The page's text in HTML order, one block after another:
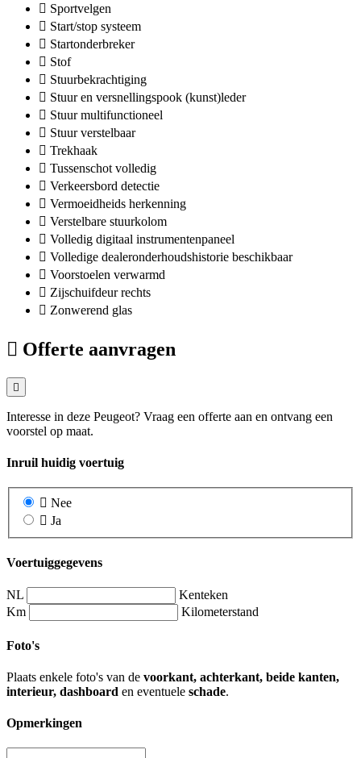
Sportvelgen
Start/stop systeem
Startonderbreker
Stof
Stuurbekrachtiging
Stuur en versnellingspook (kunst)leder
Stuur multifunctioneel
Stuur verstelbaar
Trekhaak
Tussenschot volledig
Verkeersbord detectie
Vermoeidheids herkenning
Verstelbare stuurkolom
Volledig digitaal instrumentenpaneel
Volledige dealeronderhoudshistorie beschikbaar
Voorstoelen verwarmd
Zijschuifdeur rechts
Zonwerend glas
Offerte aanvragen
Interesse in deze Peugeot? Vraag een offerte aan en ontvang een
voorstel op maat.
Inruil huidig voertuig
Nee
Ja
Voertuiggegevens
NL
Kenteken
Km
Kilometerstand
Foto's
Plaats enkele foto's van de voorkant, achterkant, beide kanten,
interieur, dashboard en eventuele schade.
Opmerkingen